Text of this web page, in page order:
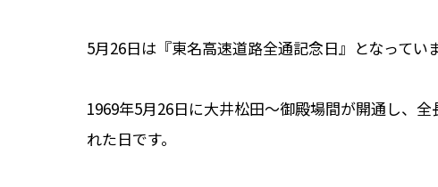
5月26日は『東名高速道路全通記念日』となっていま
1969年5月26日に大井松田～御殿場間が開通し、
れた日です。